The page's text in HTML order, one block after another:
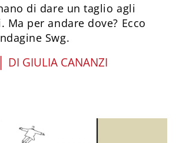
di dare un taglio agli
Ma per andare dove? Ecco
Swg.
| DI GIULIA CANANZI